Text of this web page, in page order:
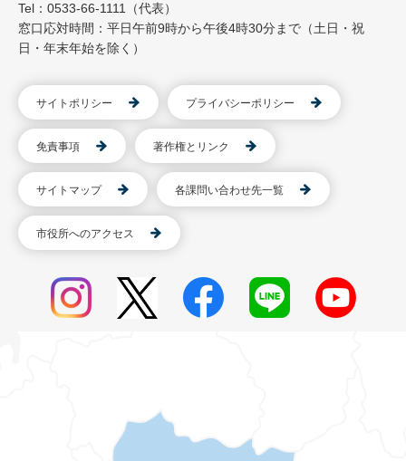
Tel：0533-66-1111（代表）
窓口応対時間：平日午前9時から午後4時30分まで（土日・祝
日・年末年始を除く）
サイトポリシー プライバシーポリシー
免責事項 著作権とリンク
サイトマップ 各課問い合わせ先一覧
市役所へのアクセス